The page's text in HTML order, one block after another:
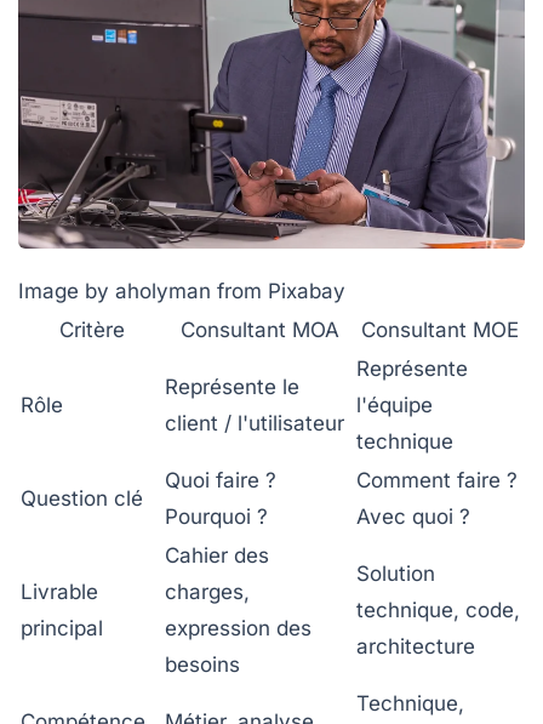
Image by aholyman from Pixabay
Critère
Consultant MOA Consultant MOE
Rôle
Représente le
client / l'utilisateur
Représente
l'équipe
technique
Question clé
Quoi faire ?
Pourquoi ?
Comment faire ?
Avec quoi ?
Livrable
principal
Cahier des
charges,
expression des
besoins
Solution
technique, code,
architecture
Technique,